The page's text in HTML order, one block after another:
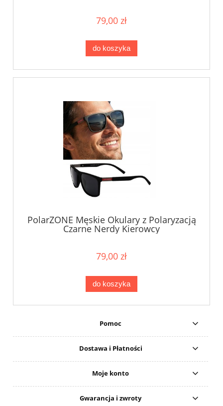
79,00 zł
do koszyka
PolarZONE Męskie Okulary z Polaryzacją
Czarne Nerdy Kierowcy
79,00 zł
do koszyka
Pomoc
Dostawa i Płatności
Moje konto
Gwarancja i zwroty